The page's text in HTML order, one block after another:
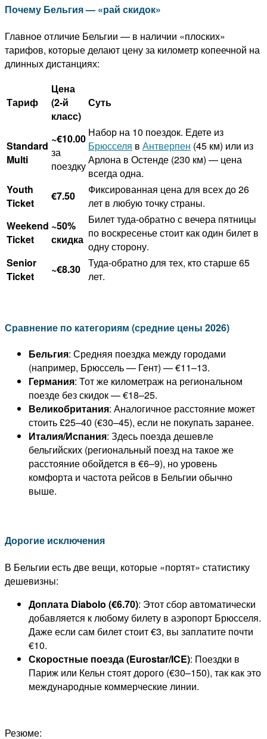
Почему Бельгия — «рай скидок»
Главное отличие Бельгии — в наличии «плоских»
тарифов, которые делают цену за километр копеечной на
длинных дистанциях:
Тариф
Цена
(2-й
класс)
Суть
Standard
Multi
~€10.00
за
поездку
Набор на 10 поездок. Едете из
Брюсселя в Антверпен (45 км) или из
Арлона в Остенде (230 км) — цена
всегда одна.
Youth
Ticket
€7.50
Фиксированная цена для всех до 26
лет в любую точку страны.
Weekend
Ticket
~50%
скидка
Билет туда-обратно с вечера пятницы
по воскресенье стоит как один билет в
одну сторону.
Senior
Ticket
~€8.30 Туда-обратно для тех, кто старше 65
лет.
Сравнение по категориям (средние цены 2026)
Бельгия: Средняя поездка между городами
(например, Брюссель — Гент) — €11–13.
Германия: Тот же километраж на региональном
поезде без скидок — €18–25.
Великобритания: Аналогичное расстояние может
стоить £25–40 (€30–45), если не покупать заранее.
Италия/Испания: Здесь поезда дешевле
бельгийских (региональный поезд на такое же
расстояние обойдется в €6–9), но уровень
комфорта и частота рейсов в Бельгии обычно
выше.
Дорогие исключения
В Бельгии есть две вещи, которые «портят» статистику
дешевизны:
Доплата Diabolo (€6.70): Этот сбор автоматически
добавляется к любому билету в аэропорт Брюсселя.
Даже если сам билет стоит €3, вы заплатите почти
€10.
Скоростные поезда (Eurostar/ICE): Поездки в
Париж или Кельн стоят дорого (€30–150), так как это
международные коммерческие линии.
Резюме: